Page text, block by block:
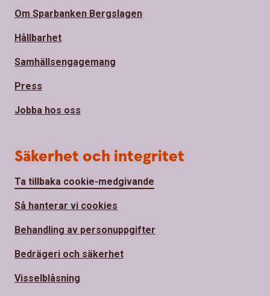
Om Sparbanken Bergslagen
Hållbarhet
Samhällsengagemang
Press
Jobba hos oss
Säkerhet och integritet
Ta tillbaka cookie-medgivande
Så hanterar vi cookies
Behandling av personuppgifter
Bedrägeri och säkerhet
Visselblåsning